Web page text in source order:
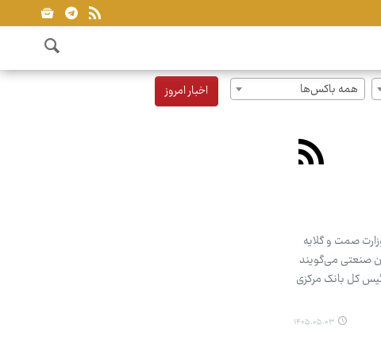
همه باکس‌ها اخبار امروز
وزارت صمت و گلایه
صنعتی می‌گویند
کل بانک مرکزی
۱۴۰۵.۰۵.۰۳